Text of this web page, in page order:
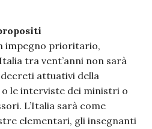
impegno prioritario,
tra vent’anni non sarà
attuativi della
le interviste dei ministri o
L’Italia sarà come
elementari, gli insegnanti